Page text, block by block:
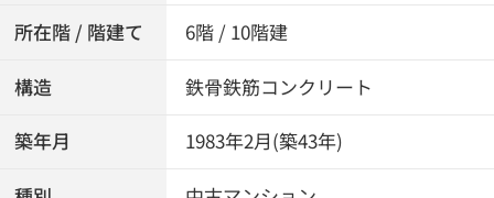
所在階 / 階建て 6階 / 10階建
構造 鉄骨鉄筋コンクリート
築年月 1983年2月(築43年)